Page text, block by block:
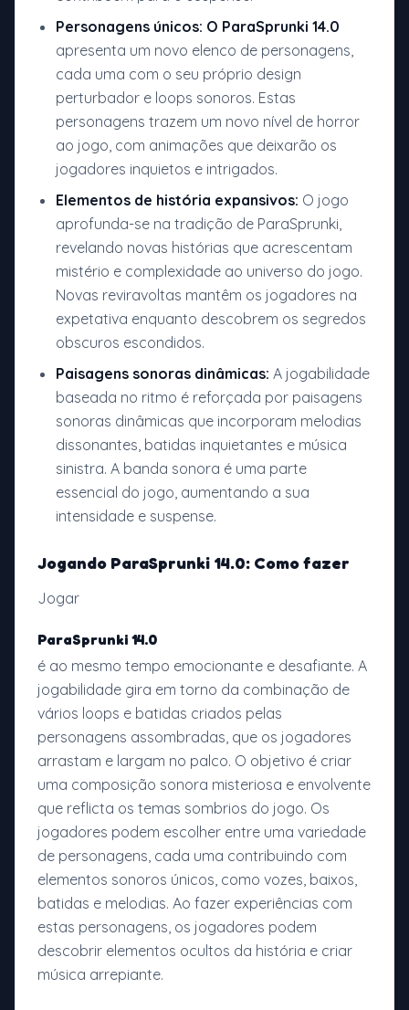
Personagens únicos: O ParaSprunki 14.0
apresenta um novo elenco de personagens,
cada uma com o seu próprio design
perturbador e loops sonoros. Estas
personagens trazem um novo nível de horror
ao jogo, com animações que deixarão os
jogadores inquietos e intrigados.
Elementos de história expansivos: O jogo
aprofunda-se na tradição de ParaSprunki,
revelando novas histórias que acrescentam
mistério e complexidade ao universo do jogo.
Novas reviravoltas mantêm os jogadores na
expetativa enquanto descobrem os segredos
obscuros escondidos.
Paisagens sonoras dinâmicas: A jogabilidade
baseada no ritmo é reforçada por paisagens
sonoras dinâmicas que incorporam melodias
dissonantes, batidas inquietantes e música
sinistra. A banda sonora é uma parte
essencial do jogo, aumentando a sua
intensidade e suspense.
Jogando ParaSprunki 14.0: Como fazer
Jogar
ParaSprunki 14.0
é ao mesmo tempo emocionante e desafiante. A
jogabilidade gira em torno da combinação de
vários loops e batidas criados pelas
personagens assombradas, que os jogadores
arrastam e largam no palco. O objetivo é criar
uma composição sonora misteriosa e envolvente
que reflicta os temas sombrios do jogo. Os
jogadores podem escolher entre uma variedade
de personagens, cada uma contribuindo com
elementos sonoros únicos, como vozes, baixos,
batidas e melodias. Ao fazer experiências com
estas personagens, os jogadores podem
descobrir elementos ocultos da história e criar
música arrepiante.